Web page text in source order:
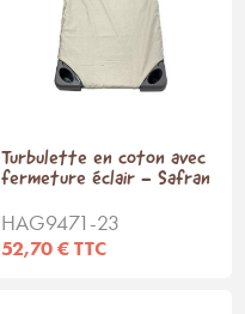
Turbulette en coton avec
fermeture éclair - Safran
HAG9471-23
52,70 € TTC